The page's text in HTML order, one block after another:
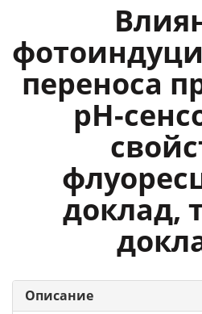
переноса
pH-
доклад,
Описание